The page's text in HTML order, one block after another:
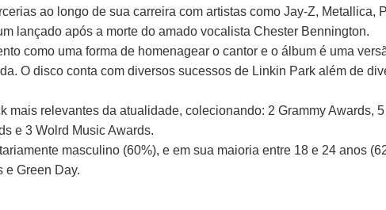
ao longo de sua carreira com artistas como Jay-Z, Metallica,
lançado após a morte do amado vocalista Chester Bennington.
como uma forma de homenagear o cantor e o álbum é uma
O disco conta com diversos sucessos de Linkin Park além de
mais relevantes da atualidade, colecionando: 2 Grammy Awards,
e 3 Wolrd Music Awards.
masculino (60%), e em sua maioria entre 18 e 24 anos
e Green Day.